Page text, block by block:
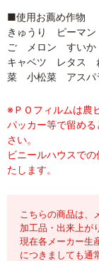
■使用お薦め作物
きゅうり ピーマ
ご メロン すいか
キャベツ レタス
菜 小松菜 アスパ
※ＰＯフィルムは農
パッカー等で留め
さい。
ビニールハウスで
たします。
こちらの商品は、
加工品・出来上が
現在各メーカー生
につきましても通